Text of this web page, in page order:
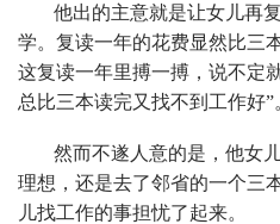
他出的主意就是让女儿再
学。复读一年的花费显然比三
这复读一年里搏一搏，说不定
总比三本读完又找不到工作好”
然而不遂人意的是，他女
理想，还是去了邻省的一个三
儿找工作的事担忧了起来。